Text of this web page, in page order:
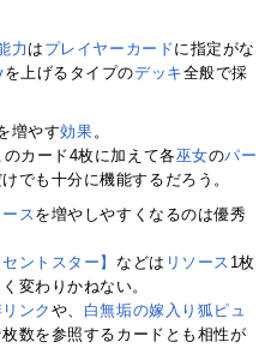
力 は プレイヤーカードに指定がな
を上げるタイプのデッキ全般で採
増やす効果。
カード4枚に加えて各巫女のパー
でも十分に機能するだろう。
ースを増やしやすくなるのは優秀
セントスター】 などは リソース 1枚
変わりかねない。
ンク や、 白無垢の嫁入り狐ピュ
枚数を参照するカードとも相性が